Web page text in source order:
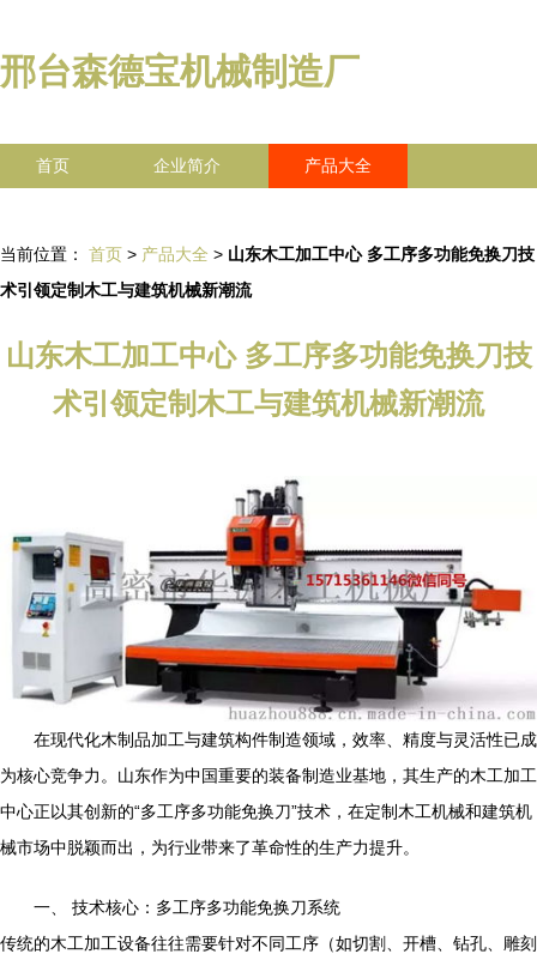
邢台森德宝机械制造厂
首页 企业简介 产品大全
当前位置： 首页 > 产品大全 > 山东木工加工中心 多工序多功能免换刀技
术引领定制木工与建筑机械新潮流
山东木工加工中心 多工序多功能免换刀技
术引领定制木工与建筑机械新潮流
在现代化木制品加工与建筑构件制造领域，效率、精度与灵活性已成
为核心竞争力。山东作为中国重要的装备制造业基地，其生产的木工加工
中心正以其创新的“多工序多功能免换刀”技术，在定制木工机械和建筑机
械市场中脱颖而出，为行业带来了革命性的生产力提升。
一、 技术核心：多工序多功能免换刀系统
传统的木工加工设备往往需要针对不同工序（如切割、开槽、钻孔、雕刻